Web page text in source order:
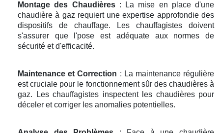
Montage des Chaudières: La mise en place d'une
chaudière à gaz requiert une expertise approfondie des
dispositifs de chauffage. Les chauffagistes doivent
s'assurer que l'pose est adéquate aux normes de
sécurité et d'efficacité.
Maintenance et Correction : La maintenance régulière
est cruciale pour le fonctionnement sûr des chaudières à
gaz. Les chauffagistes inspectent les chaudières pour
déceler et corriger les anomalies potentielles.